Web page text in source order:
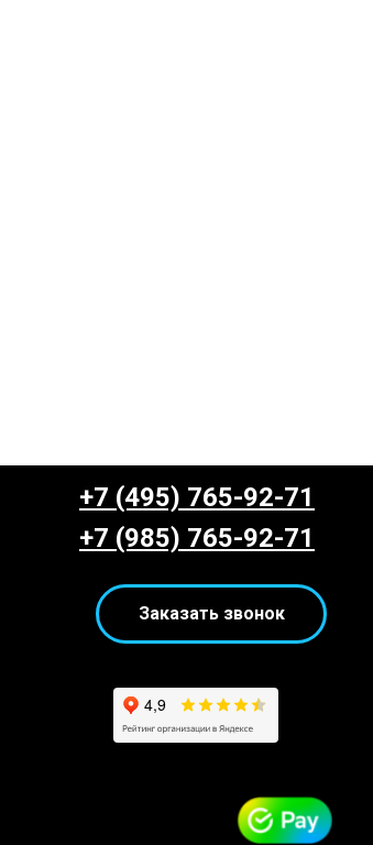
+7 (495) 765-92-71
+7 (985) 765-92-71
Заказать звонок